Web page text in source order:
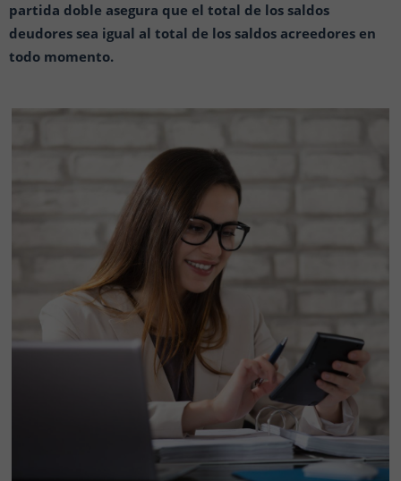
partida doble asegura que el total de los saldos
deudores sea igual al total de los saldos acreedores en
todo momento.